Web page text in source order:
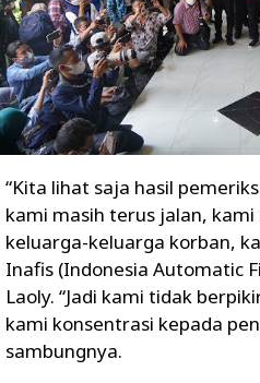
“Kita lihat saja hasil
kami masih terus jalan,
keluarga-keluarga korban,
Inafis (Indonesia Automatic
Laoly. “Jadi kami tidak
kami konsentrasi kepada
sambungnya.